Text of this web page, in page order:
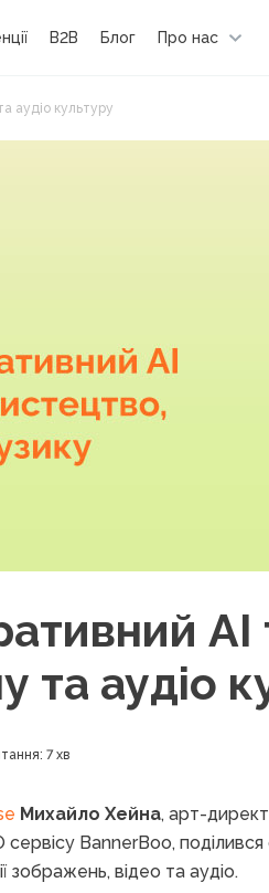
B2B Блог Про нас
аудіо культуру
та аудіо
7 хв
Михайло Хейна, арт-
сервісу BannerBoo,
зображень, відео та аудіо.